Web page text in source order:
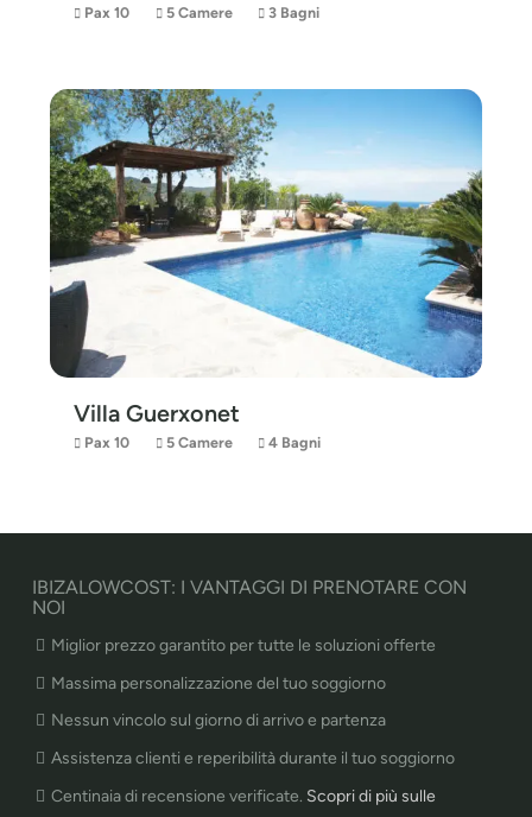
Pax 10 5 Camere 3 Bagni
Villa Guerxonet
Pax 10 5 Camere 4 Bagni
IBIZALOWCOST: I VANTAGGI DI PRENOTARE CON
NOI
Miglior prezzo garantito per tutte le soluzioni offerte
Massima personalizzazione del tuo soggiorno
Nessun vincolo sul giorno di arrivo e partenza
Assistenza clienti e reperibilità durante il tuo soggiorno
Centinaia di recensione verificate. Scopri di più sulle